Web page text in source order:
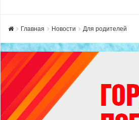
Главная Новости Для родителей